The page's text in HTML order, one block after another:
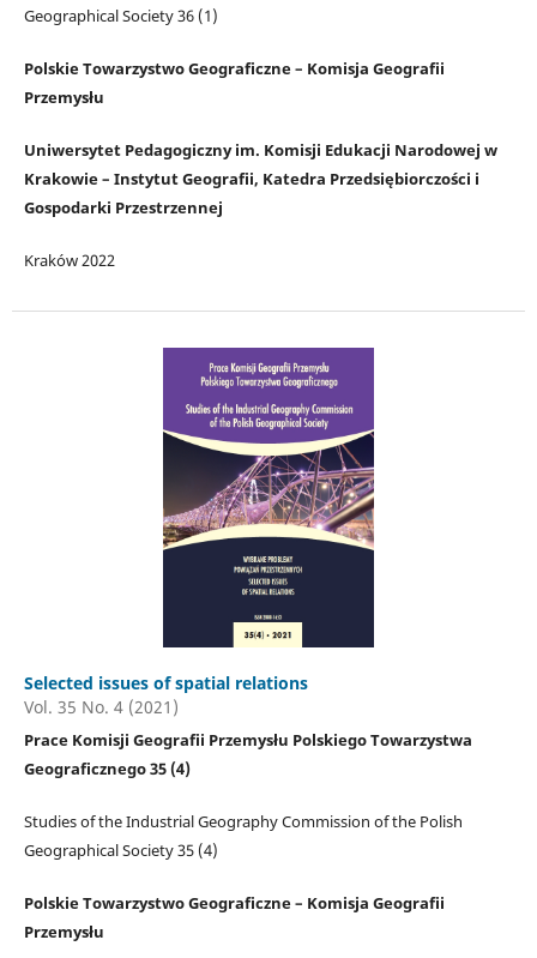
Geographical Society 36 (1)
Polskie Towarzystwo Geograficzne – Komisja Geografii
Przemysłu
Uniwersytet Pedagogiczny im. Komisji Edukacji Narodowej w
Krakowie – Instytut Geografii, Katedra Przedsiębiorczości i
Gospodarki Przestrzennej
Kraków 2022
Selected issues of spatial relations
Vol. 35 No. 4 (2021)
Prace Komisji Geografii Przemysłu Polskiego Towarzystwa
Geograficznego 35 (4)
Studies of the Industrial Geography Commission of the Polish
Geographical Society 35 (4)
Polskie Towarzystwo Geograficzne – Komisja Geografii
Przemysłu